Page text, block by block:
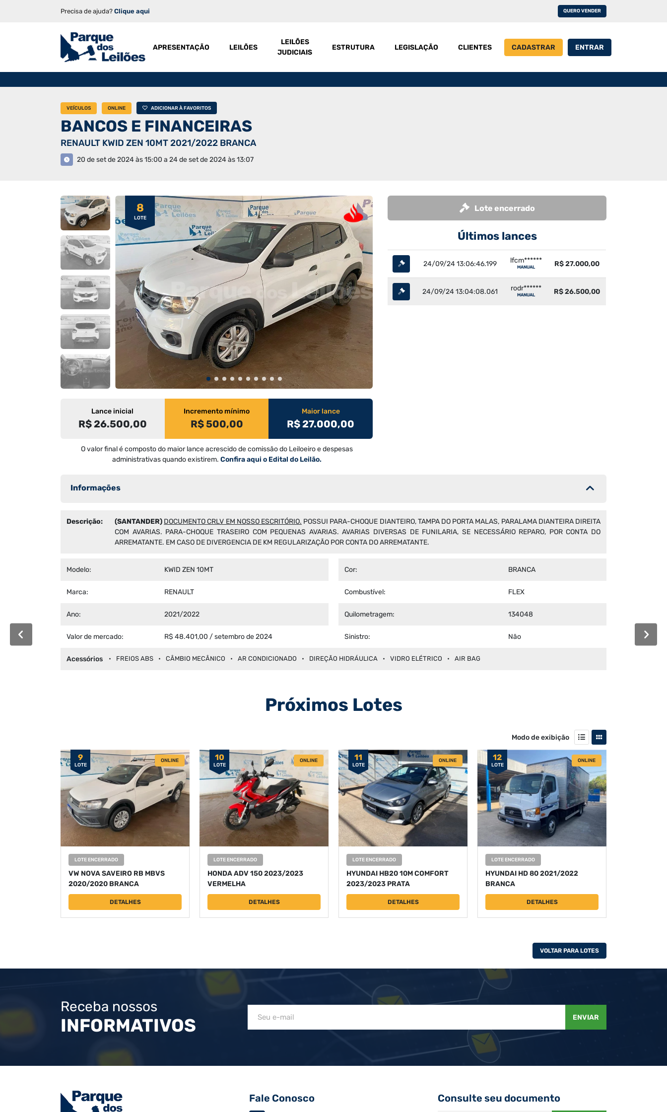
Precisa de ajuda? Clique aqui QUERO VENDER
APRESENTAÇÃO LEILÕES
LEILÕES
JUDICIAIS
ESTRUTURA LEGISLAÇÃO CLIENTES CADASTRAR ENTRAR
VEÍCULOS ONLINE ADICIONAR À FAVORITOS
BANCOS E FINANCEIRAS
RENAULT KWID ZEN 10MT 2021/2022 BRANCA
20 de set de 2024 às 15:00 a 24 de set de 2024 às 13:07
8
LOTE
Lance inicial
R$ 26.500,00
Incremento mínimo
R$ 500,00
Maior lance
R$ 27.000,00
O valor final é composto do maior lance acrescido de comissão do Leiloeiro e despesas
administrativas quando existirem. Confira aqui o Edital do Leilão.
Lote encerrado
Últimos lances
24/09/24 13:06:46.199 lfcm******
MANUAL R$ 27.000,00
24/09/24 13:04:08.061 rodr******
MANUAL R$ 26.500,00
Informações
Descrição: (SANTANDER) DOCUMENTO CRLV EM NOSSO ESCRITÓRIO. POSSUI PARA-CHOQUE DIANTEIRO, TAMPA DO PORTA MALAS, PARALAMA DIANTEIRA DIREITA
COM AVARIAS. PARA-CHOQUE TRASEIRO COM PEQUENAS AVARIAS. AVARIAS DIVERSAS DE FUNILARIA, SE NECESSÁRIO REPARO, POR CONTA DO
ARREMATANTE. EM CASO DE DIVERGENCIA DE KM REGULARIZAÇÃO POR CONTA DO ARREMATANTE.
Modelo: KWID ZEN 10MT
Marca: RENAULT
Ano: 2021/2022
Valor de mercado: R$ 48.401,00 / setembro de 2024
Cor: BRANCA
Combustível: FLEX
Quilometragem: 134048
Sinistro: Não
Acessórios FREIOS ABS CÂMBIO MECÂNICO AR CONDICIONADO DIREÇÃO HIDRÁULICA VIDRO ELÉTRICO AIR BAG
Próximos Lotes
Modo de exibição
9
LOTE
ONLINE
LOTE ENCERRADO
VW NOVA SAVEIRO RB MBVS
2020/2020 BRANCA
DETALHES
10
LOTE
ONLINE
LOTE ENCERRADO
HONDA ADV 150 2023/2023
VERMELHA
DETALHES
11
LOTE
ONLINE
LOTE ENCERRADO
HYUNDAI HB20 10M COMFORT
2023/2023 PRATA
DETALHES
12
LOTE
ONLINE
LOTE ENCERRADO
HYUNDAI HD 80 2021/2022
BRANCA
DETALHES
VOLTAR PARA LOTES
Receba nossos
INFORMATIVOS ENVIAR
Fale Conosco Consulte seu documento